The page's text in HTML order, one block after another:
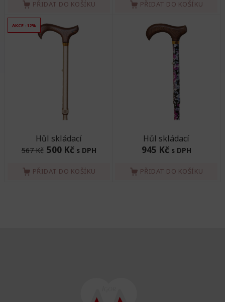
PŘIDAT DO KOŠÍKU PŘIDAT DO KOŠÍKU
AKCE -12%
Hůl skládací
567 Kč 500 Kč s DPH
PŘIDAT DO KOŠÍKU
Hůl skládací
945 Kč s DPH
PŘIDAT DO KOŠÍKU